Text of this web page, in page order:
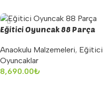
Eğitici Oyuncak 88 Parça
Anaokulu Malzemeleri, Eğitici
Oyuncaklar
8,690.00₺